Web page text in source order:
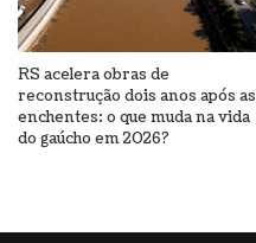
RS acelera obras de
reconstrução dois anos após as
enchentes: o que muda na vida
do gaúcho em 2026?